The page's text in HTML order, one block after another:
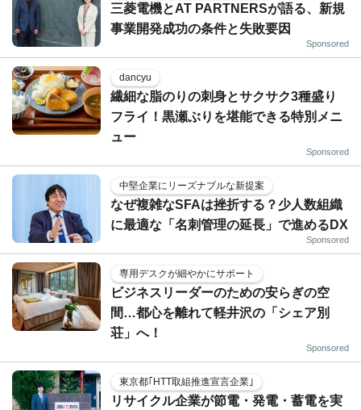
三菱電機とAT PARTNERSが語る、新規
事業開発成功の条件と失敗要因
Sponsored
dancyu
繊細な脂のりの刺身とサクサク3種盛り
フライ！黒瀬ぶりを堪能できる特別メニ
ュー
Sponsored
中堅企業にリーズナブルな新提案
なぜ複雑なSFAは挫折する？少人数組織
に最適な「名刺管理の延長」で進めるDX
Sponsored
専用デスクが細やかにサポート
ビジネスリーダーのための安らぎの空
間…都心を離れて軽井沢の「シェア別
荘」へ！
Sponsored
東京都｢HTT取組推進宣言企業｣
リサイクル企業が節電・発電・蓄電を実